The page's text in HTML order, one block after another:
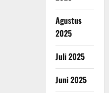
Agustus
2025
Juli 2025
Juni 2025